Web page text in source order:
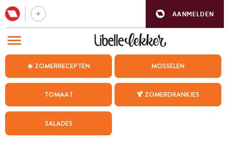
AANMELDEN
☀️ ZOMERRECEPTEN MOSSELEN
TOMAAT 🍹 ZOMERDRANKJES
SALADES
BEZOEK ONZE ANDERE WEBSITES
WEEKMENU
CHAT MET MAIA